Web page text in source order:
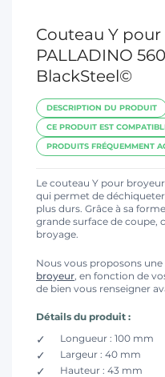
Couteau Y
PALLADINO
BlackSteel©
DESCRIPTION DU PRODUIT
CE PRODUIT EST
PRODUITS FRÉQUEMMENT
Le couteau Y pour
qui permet de
plus durs. Grâce à sa
grande surface de coupe,
broyage.
Nous vous proposons
broyeur , en fonction de
de bien vous renseigner
Détails du produit :
Longueur : 100 mm
Largeur : 40 mm
Hauteur : 43 mm